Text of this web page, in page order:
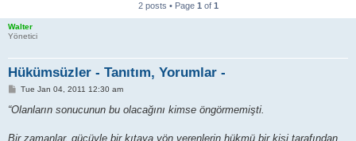
2 posts • Page 1 of 1
Walter
Yönetici
Hükümsüzler - Tanıtım, Yorumlar -
P
s
Tue Jan 04, 2011 12:30 am
“Olanların sonucunun bu olacağını kimse öngörmemişti.
Bir zamanlar, gücüyle bir kıtaya yön verenlerin hükmü bir kişi tarafından